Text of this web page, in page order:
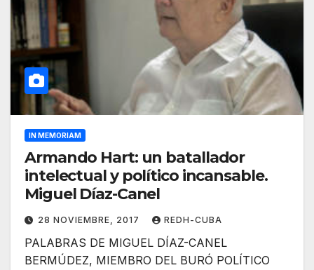
IN MEMORIAM
Armando Hart: un batallador
intelectual y político incansable.
Miguel Díaz-Canel
28 NOVIEMBRE, 2017 REDH-CUBA
PALABRAS DE MIGUEL DÍAZ-CANEL
BERMÚDEZ, MIEMBRO DEL BURÓ POLÍTICO